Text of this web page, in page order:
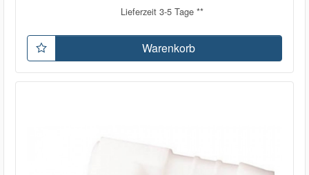
Lieferzeit 3-5 Tage **
Warenkorb